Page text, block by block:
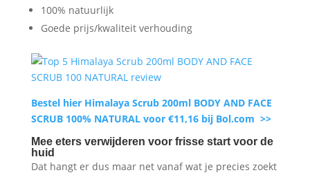
100% natuurlijk
Goede prijs/kwaliteit verhouding
Bestel hier Himalaya Scrub 200ml BODY AND FACE
SCRUB 100% NATURAL voor €11,16 bij Bol.com >>
Mee eters verwijderen voor frisse start voor de
huid
Dat hangt er dus maar net vanaf wat je precies zoekt